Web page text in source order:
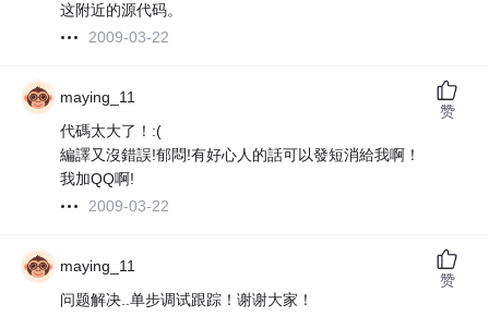
这附近的源代码。
2009-03-22
maying_11
代碼太大了！:(
編譯又沒錯誤!郁悶!有好心人的話可以發短消給我啊！
我加QQ啊!
2009-03-22
赞
maying_11
问题解决..单步调试跟踪！谢谢大家！
赞